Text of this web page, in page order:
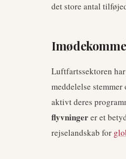
det store antal
Luftfartssektoren
meddelelse
aktivt deres
flyvningerer et
rejselandskab for